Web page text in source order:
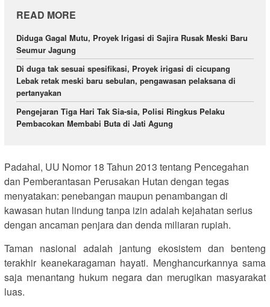
READ MORE
Diduga Gagal Mutu, Proyek Irigasi di Sajira Rusak Meski Baru
Seumur Jagung
Di duga tak sesuai spesifikasi, Proyek irigasi di cicupang
Lebak retak meski baru sebulan, pengawasan pelaksana di
pertanyakan
Pengejaran Tiga Hari Tak Sia-sia, Polisi Ringkus Pelaku
Pembacokan Membabi Buta di Jati Agung
Padahal, UU Nomor 18 Tahun 2013 tentang Pencegahan
dan Pemberantasan Perusakan Hutan dengan tegas
menyatakan: penebangan maupun penambangan di
kawasan hutan lindung tanpa izin adalah kejahatan serius
dengan ancaman penjara dan denda miliaran rupiah.
Taman nasional adalah jantung ekosistem dan benteng
terakhir keanekaragaman hayati. Menghancurkannya sama
saja menantang hukum negara dan merugikan masyarakat
luas.